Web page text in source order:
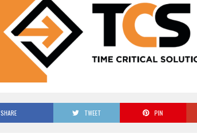
SHARE TWEET PIN